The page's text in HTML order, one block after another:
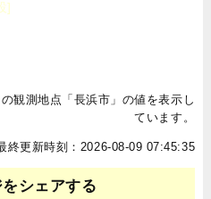
]
観測地点「長浜市」の値を表示し
ています。
終更新時刻：2026-08-09 07:45:35
シェアする